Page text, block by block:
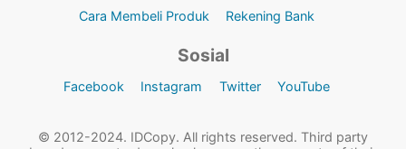
Cara Membeli Produk Rekening Bank
Sosial
Facebook Instagram Twitter YouTube
© 2012-2024. IDCopy. All rights reserved. Third party